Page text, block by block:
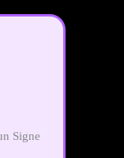
Signe